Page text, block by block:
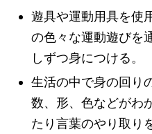
遊具や運動用具を使
の色々な運動遊びを
しずつ身につける。
生活の中で身の回り
数、形、色などがわ
たり言葉のやり取り